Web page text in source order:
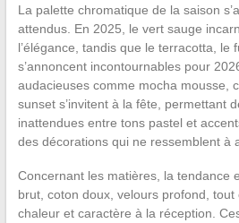
La palette chromatique de la saison
attendus. En 2025, le vert sauge
l’élégance, tandis que le terracotta, le
s’annoncent incontournables pour
audacieuses comme mocha mousse,
sunset s’invitent à la fête, permettant
inattendues entre tons pastel et
des décorations qui ne ressemblent à
Concernant les matières, la tendance
brut, coton doux, velours profond,
chaleur et caractère à la réception.